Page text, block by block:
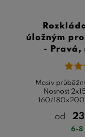
úložným
- Pravá,
Masiv
Nosnost
160/180x200
od
6-8